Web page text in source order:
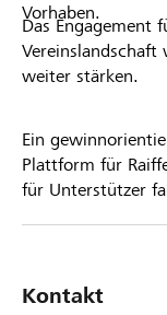
Vorhaben.
Das Engagement
weiter stärken.
Ein
Plattform für
für Unterstützer
Kontakt